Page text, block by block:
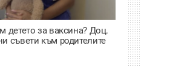
детето за ваксина? Доц.
съвети към родителите